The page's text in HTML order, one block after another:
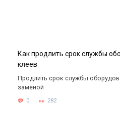
Как продлить срок службы
клеев
Продлить срок службы
заменой
0 282